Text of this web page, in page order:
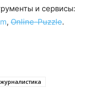
и сервисы:
, Online-Puzzle.